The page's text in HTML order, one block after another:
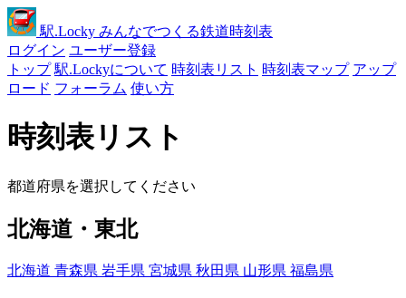
駅.Locky みんなでつくる鉄道時刻表
ログイン ユーザー登録
トップ 駅.Lockyについて 時刻表リスト 時刻表マップ アップ
ロード フォーラム 使い方
時刻表リスト
都道府県を選択してください
北海道・東北
北海道 青森県 岩手県 宮城県 秋田県 山形県 福島県